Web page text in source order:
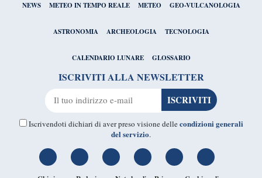
NEWS METEO IN TEMPO REALE METEO GEO-VULCANOLOGIA
ASTRONOMIA ARCHEOLOGIA TECNOLOGIA
CALENDARIO LUNARE GLOSSARIO
ISCRIVITI ALLA NEWSLETTER
Iscrivendoti dichiari di aver preso visione dellecondizioni generali
del servizio.